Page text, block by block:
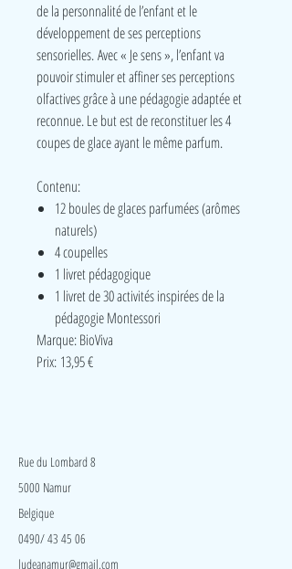
de la personnalité de l’enfant et le
développement de ses perceptions
sensorielles. Avec « Je sens », l’enfant va
pouvoir stimuler et affiner ses perceptions
olfactives grâce à une pédagogie adaptée et
reconnue. Le but est de reconstituer les 4
coupes de glace ayant le même parfum.
Contenu:
12 boules de glaces parfumées (arômes
naturels)
4 coupelles
1 livret pédagogique
1 livret de 30 activités inspirées de la
pédagogie Montessori
Marque: BioViva
Prix: 13,95 €
Rue du Lombard 8
5000 Namur
Belgique
0490/ 43 45 06
ludeanamur@gmail.com